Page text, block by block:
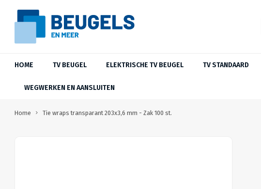
HOME TV BEUGEL ELEKTRISCHE TV BEUGEL TV STANDAARD
WEGWERKEN EN AANSLUITEN
Home Tie wraps transparant 203x3,6 mm - Zak 100 st.